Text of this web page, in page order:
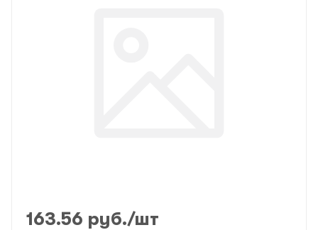
163.56 руб./шт